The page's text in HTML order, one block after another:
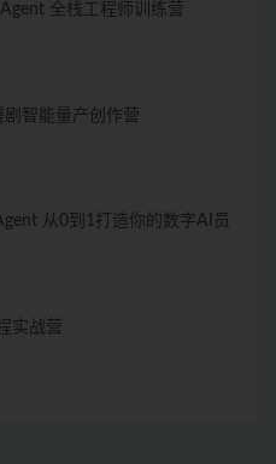
Agent 全栈工程师训练营
智能量产创作营
从0到1打造你的数字AI员
实战营